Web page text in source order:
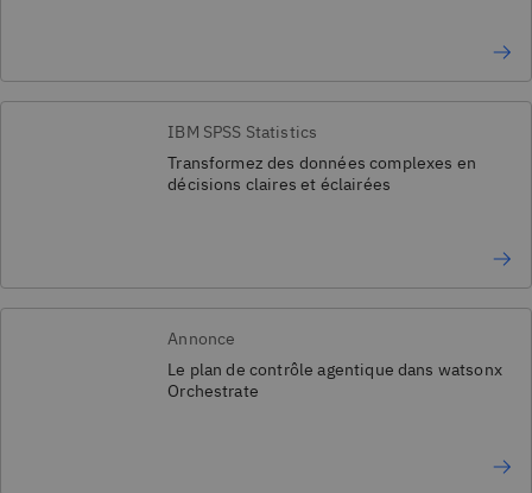
IBM SPSS Statistics
Transformez des données complexes en
décisions claires et éclairées
Annonce
Le plan de contrôle agentique dans watsonx
Orchestrate